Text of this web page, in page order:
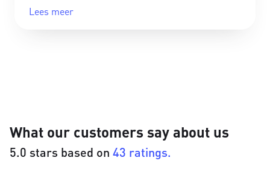
Lees meer
What our customers say about us
5.0 stars based on 43 ratings.